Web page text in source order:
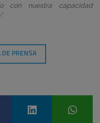
con nuestra capacidad
.
DE PRENSA